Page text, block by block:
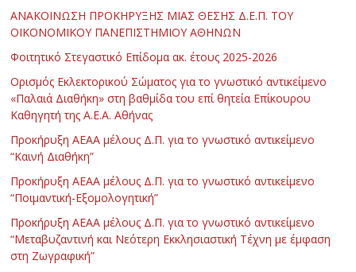
ΑΝΑΚΟΙΝΩΣΗ ΠΡΟΚΗΡΥΞΗΣ ΜΙΑΣ ΘΕΣΗΣ Δ.Ε.Π. ΤΟΥ
ΟΙΚΟΝΟΜΙΚΟΥ ΠΑΝΕΠΙΣΤΗΜΙΟΥ ΑΘΗΝΩΝ
Φοιτητικό Στεγαστικό Επίδομα ακ. έτους 2025-2026
Ορισμός Εκλεκτορικού Σώματος για το γνωστικό αντικείμενο
«Παλαιά Διαθήκη» στη βαθμίδα του επί θητεία Επίκουρου
Καθηγητή της Α.Ε.Α. Αθήνας
Προκήρυξη ΑΕΑΑ μέλους Δ.Π. για το γνωστικό αντικείμενο
“Καινή Διαθήκη”
Προκήρυξη ΑΕΑΑ μέλους Δ.Π. για το γνωστικό αντικείμενο
“Ποιμαντική-Εξομολογητική”
Προκήρυξη ΑΕΑΑ μέλους Δ.Π. για το γνωστικό αντικείμενο
“Μεταβυζαντινή και Νεότερη Εκκλησιαστική Τέχνη με έμφαση
στη Ζωγραφική”